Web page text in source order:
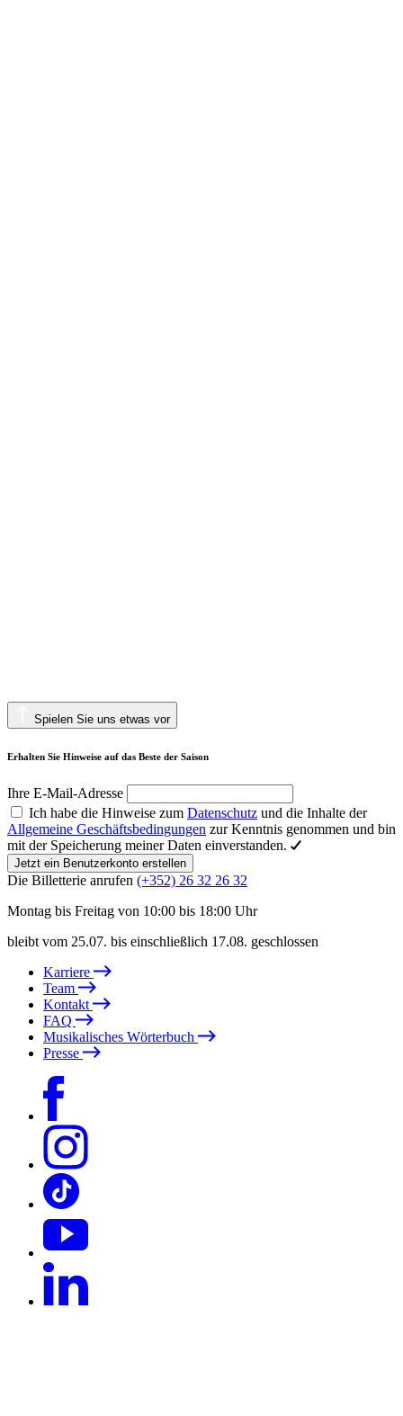
Spielen Sie uns etwas vor
Erhalten Sie Hinweise auf das Beste der Saison
Ihre E-Mail-Adresse
Ich habe die Hinweise zum Datenschutz und die Inhalte der
Allgemeine Geschäftsbedingungen zur Kenntnis genommen und bin
mit der Speicherung meiner Daten einverstanden.
Jetzt ein Benutzerkonto erstellen
Die Billetterie anrufen (+352) 26 32 26 32
Montag bis Freitag von 10:00 bis 18:00 Uhr
bleibt vom 25.07. bis einschließlich 17.08. geschlossen
Karriere
Team
Kontakt
FAQ
Musikalisches Wörterbuch
Presse